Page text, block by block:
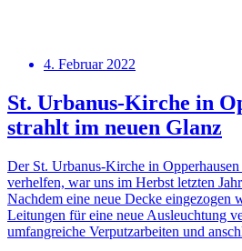
4. Februar 2022
St. Urbanus-Kirche in
strahlt im neuen Glanz
Der St. Urbanus-Kirche in
verhelfen, war uns im Herbst letzten
Nachdem eine neue Decke eingezogen
Leitungen für eine neue Ausleuchtung
umfangreiche Verputzarbeiten und